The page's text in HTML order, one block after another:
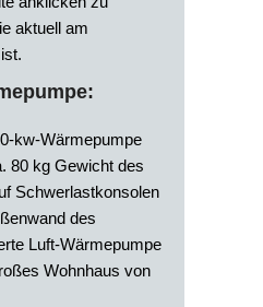
aktuell am
kw-Wärmepumpe
80 kg Gewicht des
Schwerlastkonsolen
des
Luft-Wärmepumpe
Wohnhaus von